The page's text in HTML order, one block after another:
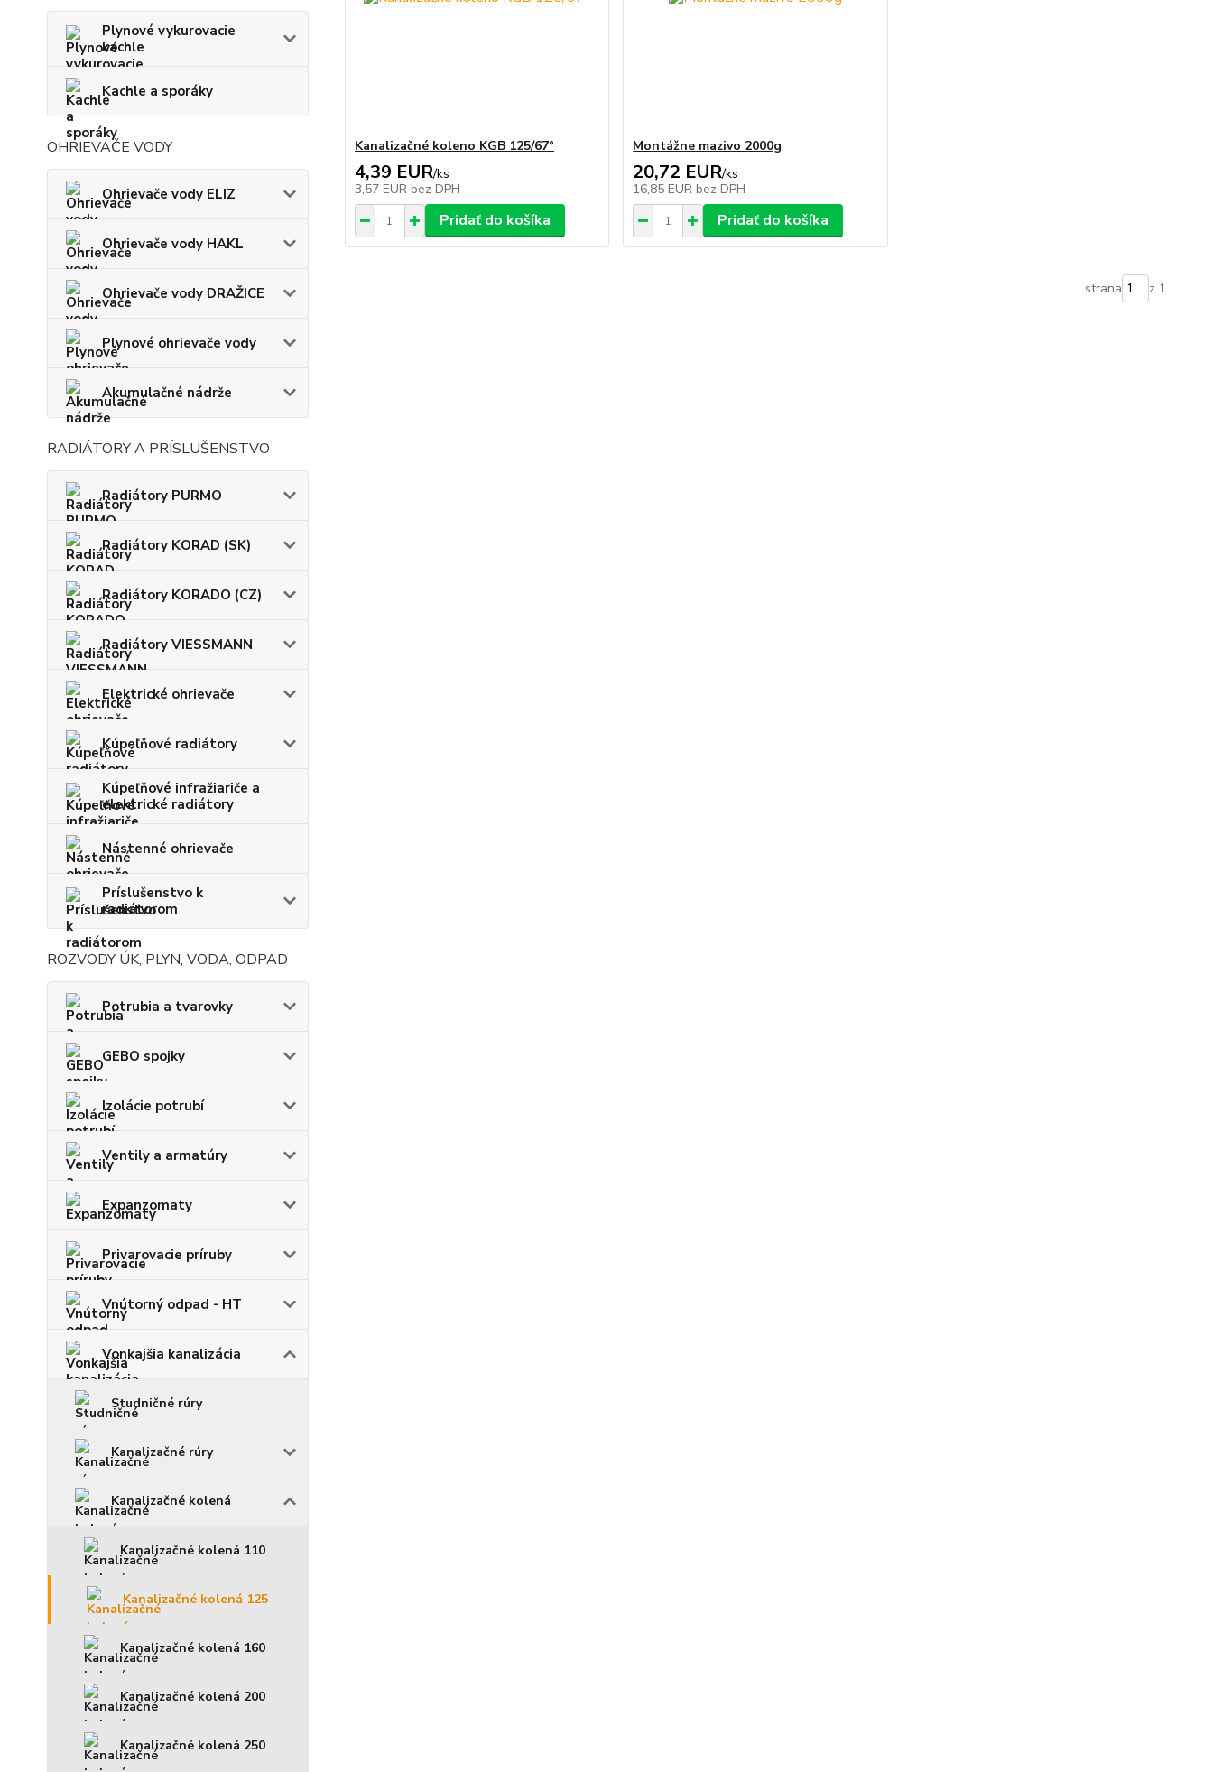
Plynové vykurovacie
kachle
Kachle a sporáky
OHRIEVAČE VODY
Ohrievače vody ELIZ
Ohrievače vody HAKL
Ohrievače vody DRAŽICE
Plynové ohrievače vody
Akumulačné nádrže
RADIÁTORY A PRÍSLUŠENSTVO
Radiátory PURMO
Radiátory KORAD (SK)
Radiátory KORADO (CZ)
Radiátory VIESSMANN
Elektrické ohrievače
Kúpeľňové radiátory
Kúpeľňové infražiariče a
elektrické radiátory
Nástenné ohrievače
Príslušenstvo k
radiátorom
ROZVODY ÚK, PLYN, VODA, ODPAD
Potrubia a tvarovky
GEBO spojky
Izolácie potrubí
Ventily a armatúry
Expanzomaty
Privarovacie príruby
Vnútorný odpad - HT
Vonkajšia kanalizácia
Studničné rúry
Kanalizačné rúry
Kanalizačné kolená
Kanalizačné kolená 110
Kanalizačné kolená 125
Kanalizačné kolená 160
Kanalizačné kolená 200
Kanalizačné kolená 250
Kanalizačné koleno KGB 125/67°
4,39 EUR/ks
3,57 EUR bez DPH
Pridať do košíka
Montážne mazivo 2000g
20,72 EUR/ks
16,85 EUR bez DPH
Pridať do košíka
strana z 1